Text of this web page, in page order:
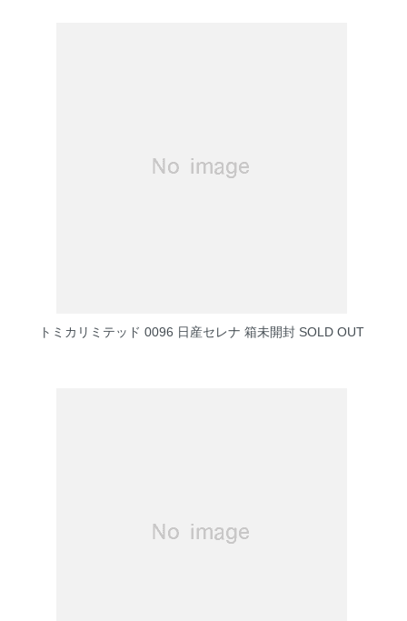
トミカリミテッド 0096 日産セレナ 箱未開封SOLD OUT